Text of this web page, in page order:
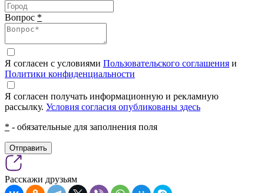
Вопрос *
Я согласен с условиями Пользовательского соглашения и
Политики конфиденциальности
Я согласен получать информационную и рекламную
рассылку. Условия согласия опубликованы здесь
* - обязательные для заполнения поля
Отправить
Расскажи друзьям